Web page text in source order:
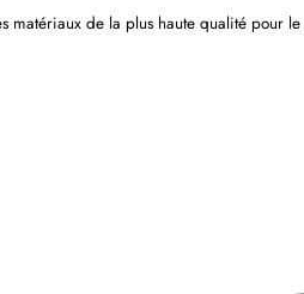
matériaux de la plus haute qualité pour